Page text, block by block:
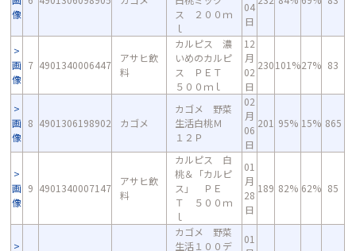
像
ス ２００ｍ
ｌ
04
日
画
像
7 4901340006447
アサヒ飲
料
カルピス 濃
いめのカルピ
ス ＰＥＴ
５００ｍｌ
12
月
02
日
230101%27% 83
画
像
8 4901306198902 カゴメ
カゴメ 野菜
生活白桃Ｍ
１２Ｐ
02
月
06
日
201 95% 15% 865
画
像
9 4901340007147
アサヒ飲
料
カルピス 白
桃＆「カルピ
ス」 ＰＥ
Ｔ ５００ｍ
ｌ
01
月
28
日
189 82% 62% 85
カゴメ 野菜
生活１００デ
01